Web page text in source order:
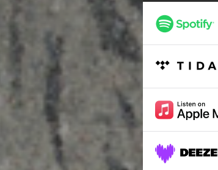
Początek
Ballada o
Godność
Mądrość i
Wolność